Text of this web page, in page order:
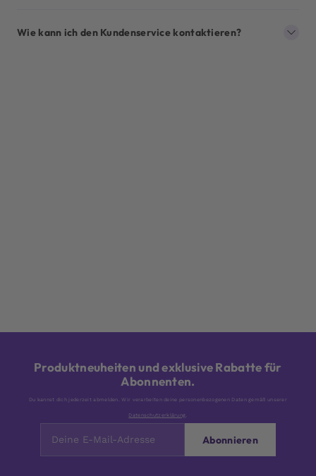
Wie kann ich den Kundenservice kontaktieren?
Produktneuheiten und exklusive Rabatte für
Abonnenten.
Du kannst dich jederzeit abmelden. Wir verarbeiten deine personenbezogenen Daten gemäß unserer
Datenschutzerklärung
Abonnieren